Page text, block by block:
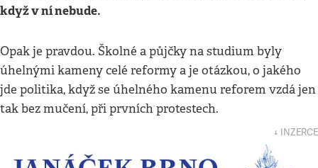
když v ní nebude.
Opak je pravdou. Školné a půjčky na studium byly
úhelnými kameny celé reformy a je otázkou, o jakého
jde politika, když se úhelného kamenu reforem vzdá jen
tak bez mučení, při prvních protestech.
↓ INZERCE